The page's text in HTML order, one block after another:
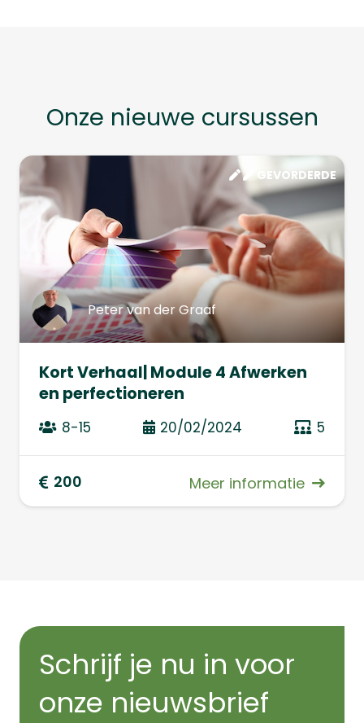
Onze nieuwe cursussen
Peter van der Graaf
GEVORDERDE
Kort Verhaal| Module 4 Afwerken
en perfectioneren
8-15 20/02/2024 5
200 Meer informatie
Schrijf je nu in voor
onze nieuwsbrief